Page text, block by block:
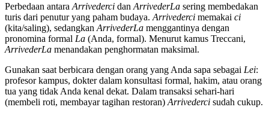
Perbedaan antara Arrivederci dan ArrivederLa sering membedakan
turis dari penutur yang paham budaya. Arrivederci memakai ci
(kita/saling), sedangkan ArrivederLa menggantinya dengan
pronomina formal La (Anda, formal). Menurut kamus Treccani,
ArrivederLa menandakan penghormatan maksimal.
Gunakan saat berbicara dengan orang yang Anda sapa sebagai Lei:
profesor kampus, dokter dalam konsultasi formal, hakim, atau orang
tua yang tidak Anda kenal dekat. Dalam transaksi sehari-hari
(membeli roti, membayar tagihan restoran) Arrivederci sudah cukup.